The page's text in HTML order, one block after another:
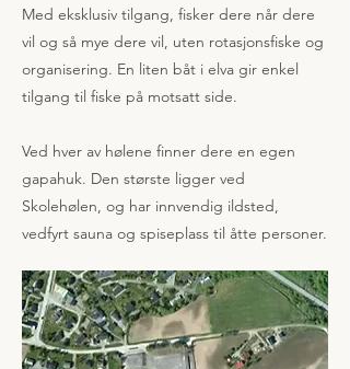
Med eksklusiv tilgang, fisker dere når dere
vil og så mye dere vil, uten rotasjonsfiske og
organisering. En liten båt i elva gir enkel
tilgang til fiske på motsatt side.
Ved hver av hølene finner dere en egen
gapahuk. Den største ligger ved
Skolehølen, og har innvendig ildsted,
vedfyrt sauna og spiseplass til åtte personer.